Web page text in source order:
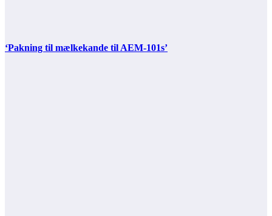
‘Pakning til mælkekande til AEM-101s’